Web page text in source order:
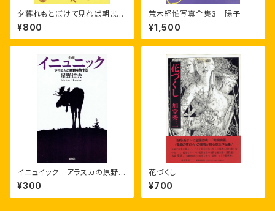
夕暮れもとぼけて見れば朝まだ
き
¥800
荒木経惟写真全集3 陽子
¥1,500
イニュイック アラスカの原野を
旅する
¥300
花づくし
¥700